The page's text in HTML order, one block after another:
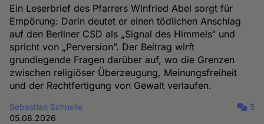
Ein Leserbrief des Pfarrers Winfried Abel sorgt für
Empörung: Darin deutet er einen tödlichen Anschlag
auf den Berliner CSD als „Signal des Himmels“ und
spricht von „Perversion”. Der Beitrag wirft
grundlegende Fragen darüber auf, wo die Grenzen
zwischen religiöser Überzeugung, Meinungsfreiheit
und der Rechtfertigung von Gewalt verlaufen.
Sebastian Schnelle
05.08.2026
5